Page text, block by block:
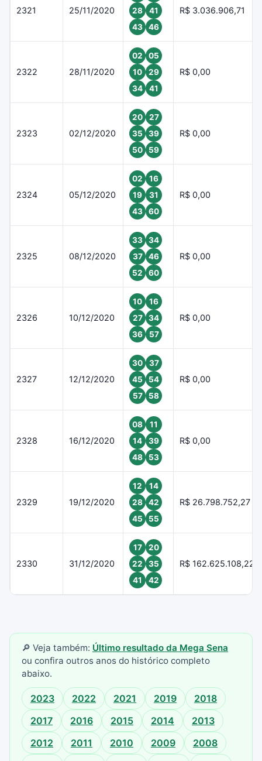
2321 25/11/2020
28
41
43
46
R$ 3.036.906,71
2322 28/11/2020
02
05
10
29
34
41
R$ 0,00
2323 02/12/2020
20
27
35
39
50
59
R$ 0,00
2324 05/12/2020
02
16
19
31
43
60
R$ 0,00
2325 08/12/2020
33
34
37
46
52
60
R$ 0,00
2326 10/12/2020
10
16
27
34
36
57
R$ 0,00
2327 12/12/2020
30
37
45
54
57
58
R$ 0,00
2328 16/12/2020
08
11
14
39
48
53
R$ 0,00
2329 19/12/2020
12
14
28
42
45
55
R$ 26.798.752,27
2330 31/12/2020
17
20
22
35
41
42
R$ 162.625.108,22
🔎 Veja também: Último resultado da Mega Sena
ou confira outros anos do histórico completo
abaixo.
2023 2022 2021 2019
2018
2017
2016 2015 2014
2013
2012
2011 2010 2009
2008